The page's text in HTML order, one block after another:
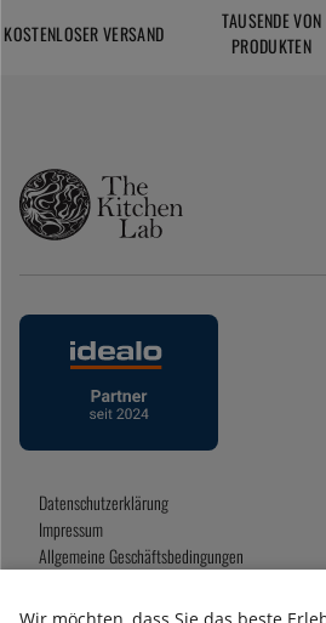
KOSTENLOSER VERSAND
TAUSENDE VON
PRODUKTEN
Datenschutzerklärung
Impressum
Allgemeine Geschäftsbedingungen